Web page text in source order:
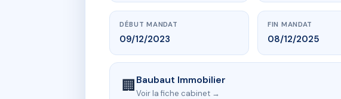
DÉBUT MANDAT
09/12/2023
FIN MANDAT
08/12/2025
🏢Baubaut Immobilier
Voir la fiche cabinet →